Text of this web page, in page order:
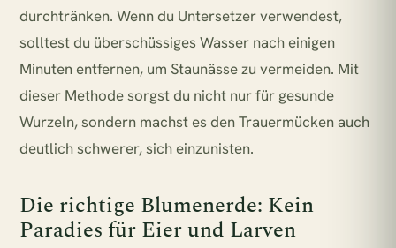
durchtränken. Wenn du Untersetzer verwendest,
solltest du überschüssiges Wasser nach einigen
Minuten entfernen, um Staunässe zu vermeiden. Mit
dieser Methode sorgst du nicht nur für gesunde
Wurzeln, sondern machst es den Trauermücken auch
deutlich schwerer, sich einzunisten.
Die richtige Blumenerde: Kein
Paradies für Eier und Larven